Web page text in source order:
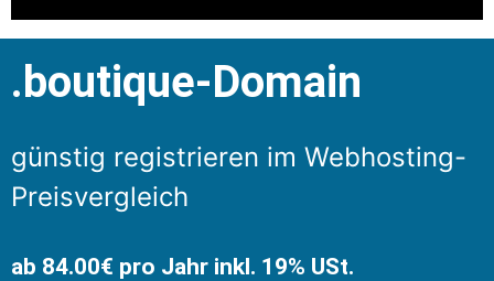
.boutique-Domain
günstig registrieren im Webhosting-
Preisvergleich
ab 84.00€ pro Jahr inkl. 19% USt.